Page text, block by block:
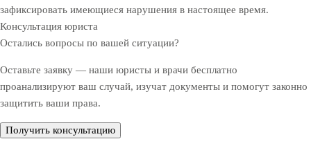
зафиксировать имеющиеся нарушения в настоящее время.
Консультация юриста
Остались вопросы по вашей ситуации?
Оставьте заявку — наши юристы и врачи бесплатно
проанализируют ваш случай, изучат документы и помогут законно
защитить ваши права.
Получить консультацию